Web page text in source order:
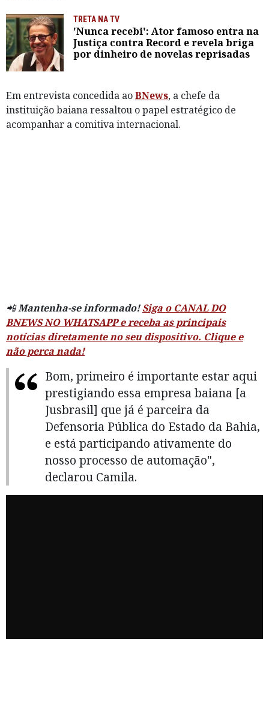
TRETA NA TV
'Nunca recebi': Ator famoso entra na
Justiça contra Record e revela briga
por dinheiro de novelas reprisadas
Em entrevista concedida aoBNews, a chefe da
instituição baiana ressaltou o papel estratégico de
acompanhar a comitiva internacional.
📲Mantenha-se informado!Siga o CANAL DO
BNEWS NO WHATSAPP e receba as principais
notícias diretamente no seu dispositivo. Clique e
não perca nada!
Bom, primeiro é importante estar aqui
prestigiando essa empresa baiana [a
Jusbrasil] que já é parceira da
Defensoria Pública do Estado da Bahia,
e está participando ativamente do
nosso processo de automação",
declarou Camila.